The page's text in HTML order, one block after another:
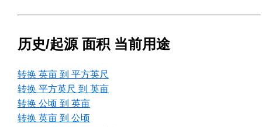
历史/起源 面积 当前用途
转换 英亩 到 平方英尺
转换 平方英尺 到 英亩
转换 公顷 到 英亩
转换 英亩 到 公顷